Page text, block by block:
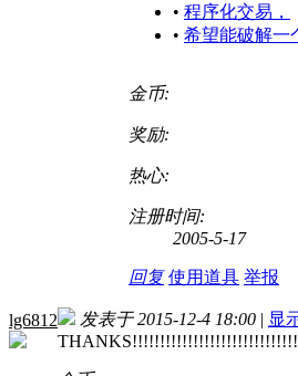
• 程序化交易，
• 希望能破解一
金币:
奖励:
热心:
注册时间:
2005-5-17
回复 使用道具 举报
lg6812 发表于 2015-12-4 18:00 | 显